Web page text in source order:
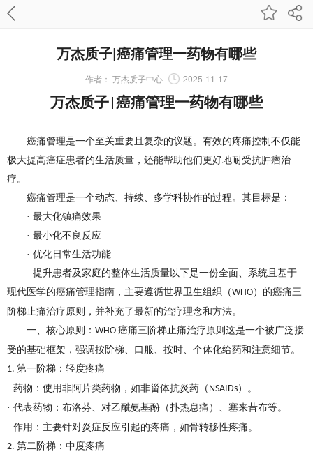
万杰质子|癌痛管理一药物有哪些
作者： 万杰质子中心 2025-11-17
万杰质子 癌痛管理一药物有哪些
癌痛管理是一个至关重要且复杂的议题。有效的疼痛控制不仅能
极大提高癌症患者的生活质量，还能帮助他们更好地耐受抗肿瘤治
疗。
癌痛管理是一个动态、持续、多学科协作的过程。其目标是：
· 最大化镇痛效果
· 最小化不良反应
· 优化日常生活功能
· 提升患者及家庭的整体生活质量以下是一份全面、系统且基于
现代医学的癌痛管理指南，主要遵循世界卫生组织（WHO）的癌痛三
阶梯止痛治疗原则，并补充了最新的治疗理念和方法。
一、 核心原则： WHO 癌痛三阶梯止痛治疗原则这是一个被广泛接
受的基础框架，强调按阶梯、口服、按时、个体化给药和注意细节。
1. 第一阶梯：轻度疼痛
· 药物：使用非阿片类药物，如非甾体抗炎药（ NSAIDs）。
· 代表药物：布洛芬、对乙酰氨基酚（扑热息痛）、塞来昔布等。
· 作用：主要针对炎症反应引起的疼痛，如骨转移性疼痛。
2. 第二阶梯：中度疼痛